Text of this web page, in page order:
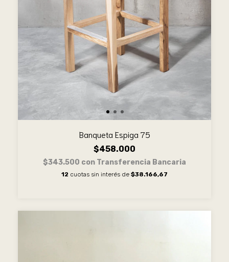
Banqueta Espiga 75
$458.000
$343.500 con Transferencia Bancaria
12 cuotas sin interés de $38.166,67